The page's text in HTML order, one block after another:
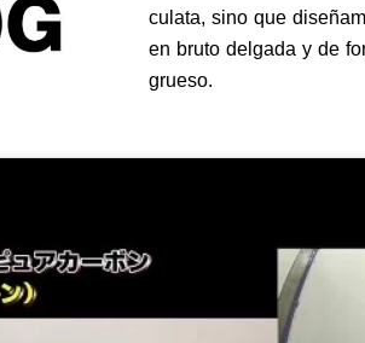
culata, sino que
en bruto delgada y de
grueso.